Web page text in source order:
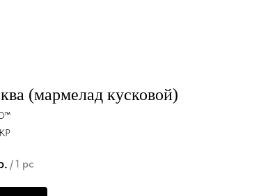
(мармелад кусковой)
/1 pc